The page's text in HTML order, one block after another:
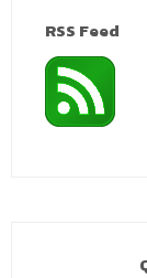
RSS Feed